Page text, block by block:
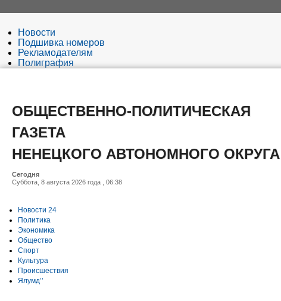
Новости
Подшивка номеров
Рекламодателям
Полиграфия
ОБЩЕСТВЕННО-ПОЛИТИЧЕСКАЯ
ГАЗЕТА
НЕНЕЦКОГО АВТОНОМНОГО ОКРУГА
Сегодня
Суббота, 8 августа 2026 года , 06:38
Новости 24
Политика
Экономика
Общество
Спорт
Культура
Происшествия
Ялумд’’